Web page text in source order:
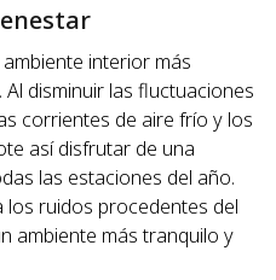
interior más
. Al disminuir las fluctuaciones
corrientes de aire frío y los
así disfrutar de una
las estaciones del año.
los ruidos procedentes del
ambiente más tranquilo y